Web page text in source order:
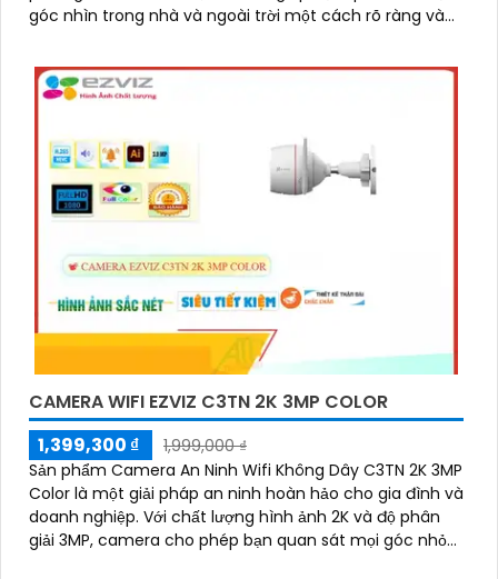
góc nhìn trong nhà và ngoài trời một cách rõ ràng và
CAMERA WIFI EZVIZ C3TN 2K 3MP COLOR
1,399,300 ₫
1,999,000 ₫
Sản phẩm Camera An Ninh Wifi Không Dây C3TN 2K 3MP
Color là một giải pháp an ninh hoàn hảo cho gia đình và
doanh nghiệp. Với chất lượng hình ảnh 2K và độ phân
giải 3MP, camera cho phép bạn quan sát mọi góc nhỏ